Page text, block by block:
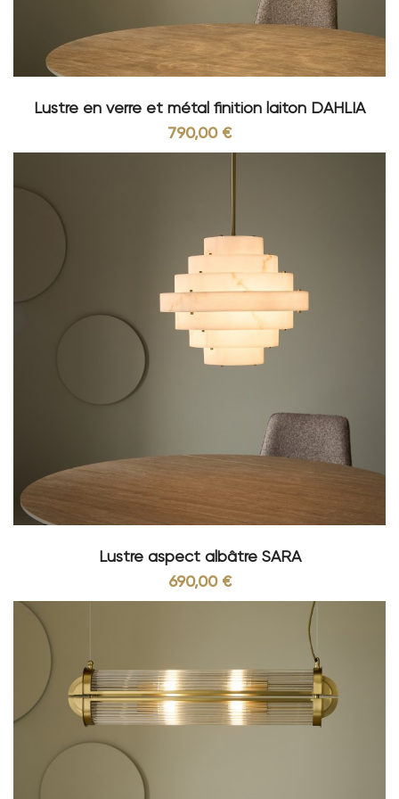
mieux et c’est justement ce que vous propose
Signature avec sa jolie collection de lustres
suspendus qui se décline dans un large choix de
modèles.
pièce agréable. En effet, ils s’accompagnent de
petits détails essentiels qui feront véritablement
la différence. La bonne luminosité de votre
petit bijou de décoration. C’est de ce fait une
pièce incontournable de votre maison sue laquelle
vous ne devez pas faire l’impasse.
Comment le choisir ?
Le choix dépend en grande partie de vos goûts et
du style de votre intérieur. Il existe des modèles
design, très sophistiqués ou plus sobres selon les
préférences de chacun. Ainsi pour choisir le
modèle idéal, vous allez vous poser plusieurs
Quelle taille choisir ?
Petit ou grand ? Tout dépend de la surface de
votre pièce. On optera pour une grande taille
dans les pièces où la surface est relativement
importante. Ainsi, votre luminaire dans le salon
sera probablement plus grand que celui de la
La taille choisie déterminera aussi le nombre de
lampes et d’ampoules.
Le lustre suspendu peut descendre plus ou moins
bas. A vous d’identifier la distance qui le sépare
de votre plafond. Pour bien choisir, vous devez
tenir compte de la hauteur du plafond de votre
pièce. Certains modèles restent très près du
plafond tandis que d’autres en sont très éloignés.
Pour bien choisir, vous devez aussi tenir compte de
la hauteur de votre mobilier. Signature vous
propose des modèles qui sont, pour certains,
Lustre en verre et métal finition laiton DAHLIA
790,00 €
Lustre aspect albâtre SARA
690,00 €